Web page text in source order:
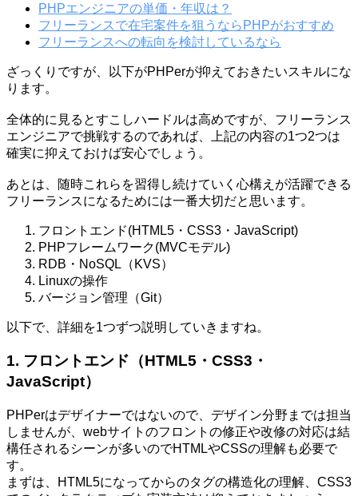
PHPエンジニアの単価・年収は？
フリーランスで在宅案件を狙うならPHPがおすすめ
フリーランスへの転向を検討しているなら
ざっくりですが、以下がPHPerが抑えておきたいスキルにな
ります。
全体的に見るとすこしハードルは高めですが、フリーランス
エンジニアで挑戦するのであれば、上記の内容の1つ2つは
確実に抑えておけば安心でしょう。
あとは、随時これらを習得し続けていく心構えが活躍できる
フリーランスになるためには一番大切だと思います。
フロントエンド(HTML5・CSS3・JavaScript)
PHPフレームワーク(MVCモデル)
RDB・NoSQL（KVS）
Linuxの操作
バージョン管理（Git）
以下で、詳細を1つずつ説明していきますね。
1. フロントエンド（HTML5・CSS3・
JavaScript）
PHPerはデザイナーではないので、デザイン分野までは担当
しませんが、webサイトのフロントの修正や改修の対応は結
構任されるシーンが多いのでHTMLやCSSの理解も必要で
す。
まずは、HTML5になってからのタグの構造化の理解、CSS3